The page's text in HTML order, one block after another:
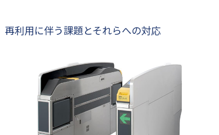
再利用に伴う課題とそれらへの対応